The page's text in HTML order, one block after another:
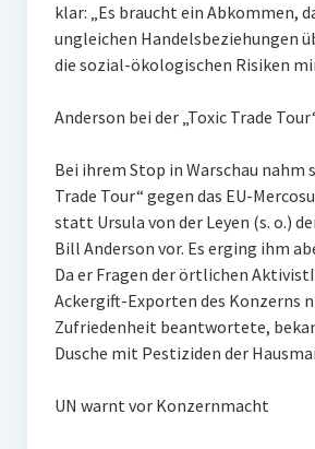
klar: „Es braucht ein Abkommen,
ungleichen Handelsbeziehungen
die sozial-ökologischen Risiken
Anderson bei der „Toxic Trade
Bei ihrem Stop in Warschau nahm
Trade Tour“ gegen das EU-
statt Ursula von der Leyen (s. o.)
Bill Anderson vor. Es erging ihm
Da er Fragen der örtlichen
Ackergift-Exporten des Konzerns
Zufriedenheit beantwortete,
Dusche mit Pestiziden der
UN warnt vor Konzernmacht